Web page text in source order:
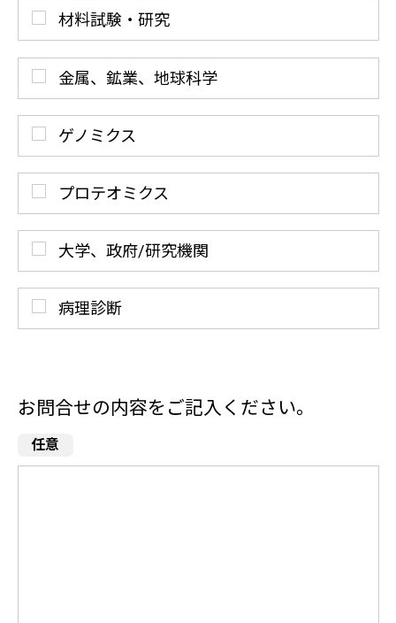
材料試験・研究
金属、鉱業、地球科学
ゲノミクス
プロテオミクス
大学、政府/研究機関
病理診断
お問合せの内容をご記入ください。